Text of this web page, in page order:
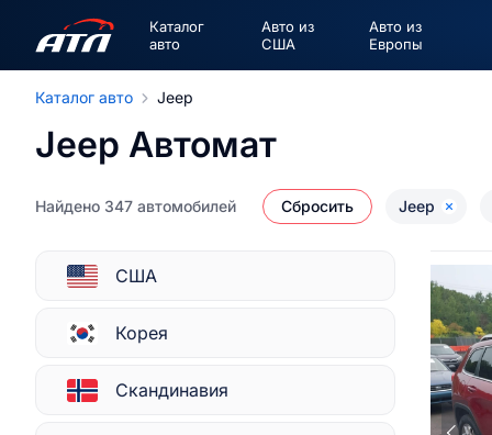
Каталог
авто
Авто из
США
Авто из
Европы
Каталог авто Jeep
Jeep Автомат
Найдено 347 автомобилей Сбросить Jeep
США
Корея
Скандинавия